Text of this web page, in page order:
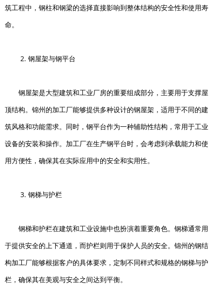
筑工程中，钢柱和钢梁的选择直接影响到整体结构的安全性和使用寿
命。
2. 钢屋架与钢平台
钢屋架是大型建筑和工业厂房的重要组成部分，主要用于支撑屋
顶结构。锦州的加工厂能够提供多种设计的钢屋架，适用于不同的建
筑风格和功能需求。同时，钢平台作为一种辅助性结构，常用于工业
设备的安装和操作。加工厂在生产钢平台时，会考虑到承载能力和使
用方便性，确保其在实际应用中的安全和实用性。
3. 钢梯与护栏
钢梯和护栏在建筑和工业设施中也扮演着重要角色。钢梯通常用
于提供安全的上下通道，而护栏则用于保护人员的安全。锦州的钢结
构加工厂能够根据客户的具体要求，定制不同样式和规格的钢梯与护
栏，确保其在美观与安全之间达到平衡。